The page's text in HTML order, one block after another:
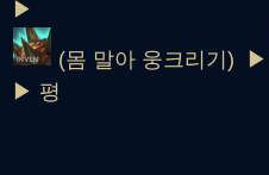
▶
(몸 말아 웅크리기) ▶
▶ 평